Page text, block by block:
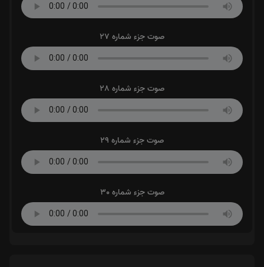
صوت جزء شماره 27
صوت جزء شماره 28
صوت جزء شماره 29
صوت جزء شماره 30